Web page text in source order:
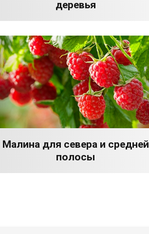
деревья
Малина для севера и средней
полосы